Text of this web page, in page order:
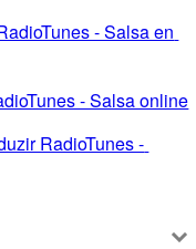
- Salsa en
- Salsa online
RadioTunes -